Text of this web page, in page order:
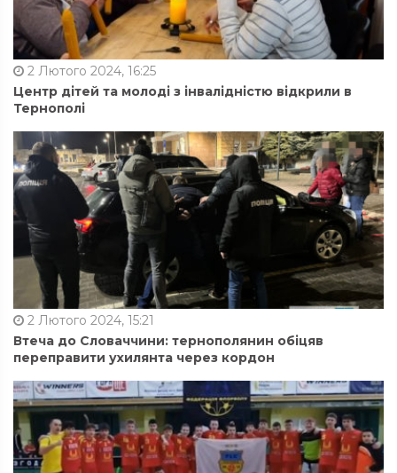
2 Лютого 2024, 16:25
Центр дітей та молоді з інвалідністю відкрили в
Тернополі
2 Лютого 2024, 15:21
Втеча до Словаччини: тернополянин обіцяв
переправити ухилянта через кордон